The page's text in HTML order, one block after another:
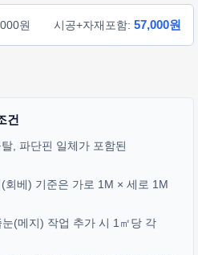
원 시공+자재포함: 57,000원
건
, 파단핀 일체가 포함된
회베) 기준은 가로 1M × 세로 1M
(메지) 작업 추가 시 1㎡당 각